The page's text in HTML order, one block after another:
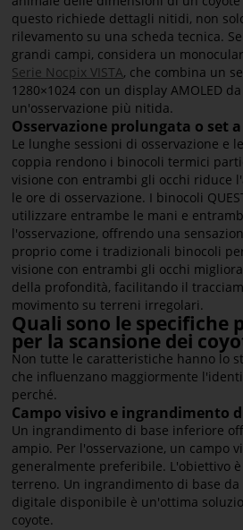
questo richiede dettagli nitidi, non
rilevamento su una scheda tecnica.
grandi campi, considera un
Serie Nocpix VISTA, che combina un
1280×1024 con un display AMOLED
un'osservazione più nitida.
Osservazione prolungata o set
Le lunghe sessioni di osservazione e
coppia rendono i binocoli termici
visione con entrambi gli occhi riduce
le ore di osservazione. I binocoli
utilizzare entrambe le mani e
l'osservazione, offrendo una
proprio come i tradizionali binocoli
visione con entrambi gli occhi
della profondità, facilitando il
movimento su terreni irregolari.
Quali sono le specifiche
per la scansione dei
Non tutte le caratteristiche hanno lo
che influenzano maggiormente
perché.
Campo visivo e ingrandimento
Un ingrandimento di base inferiore
ampio. Per l'osservazione, un campo
generalmente preferibile. L'obiettivo
terreno. Un ingrandimento di base da
digitale disponibile è un'ottima
coyote.